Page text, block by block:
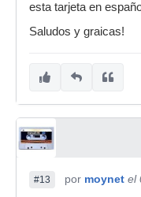
esta tarjeta en
Saludos y graicas!
#13 por moynet el